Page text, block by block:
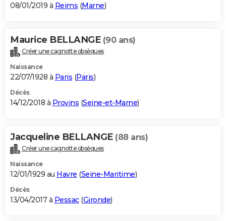
08/01/2019 à Reims (Marne)
Maurice BELLANGE (90 ans)
Créer une cagnotte obsèques
Naissance
22/07/1928 à Paris (Paris)
Décès
14/12/2018 à Provins (Seine-et-Marne)
Jacqueline BELLANGE (88 ans)
Créer une cagnotte obsèques
Naissance
12/01/1929 au Havre (Seine-Maritime)
Décès
13/04/2017 à Pessac(Gironde)